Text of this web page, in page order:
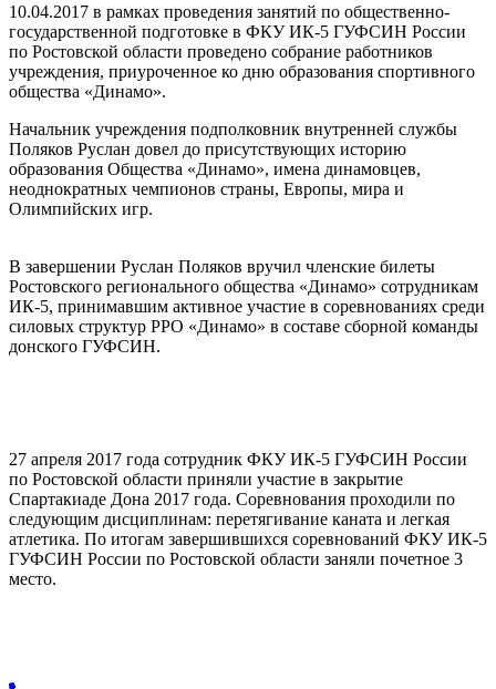
10.04.2017 в рамках проведения занятий по общественно-
государственной подготовке в ФКУ ИК-5 ГУФСИН России
по Ростовской области проведено собрание работников
учреждения, приуроченное ко дню образования спортивного
общества «Динамо».
Начальник учреждения подполковник внутренней службы
Поляков Руслан довел до присутствующих историю
образования Общества «Динамо», имена динамовцев,
неоднократных чемпионов страны, Европы, мира и
Олимпийских игр.
В завершении Руслан Поляков вручил членские билеты
Ростовского регионального общества «Динамо» сотрудникам
ИК-5, принимавшим активное участие в соревнованиях среди
силовых структур РРО «Динамо» в составе сборной команды
донского ГУФСИН.
27 апреля 2017 года сотрудник ФКУ ИК-5 ГУФСИН России
по Ростовской области приняли участие в закрытие
Спартакиаде Дона 2017 года. Соревнования проходили по
следующим дисциплинам: перетягивание каната и легкая
атлетика. По итогам завершившихся соревнований ФКУ ИК-5
ГУФСИН России по Ростовской области заняли почетное 3
место.